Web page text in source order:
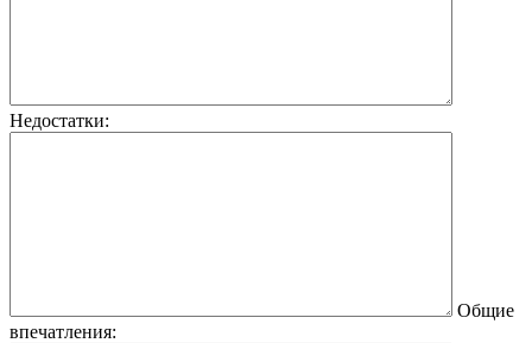
Недостатки:
Общие
впечатления: